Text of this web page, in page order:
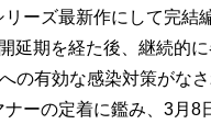
リーズ最新作にして完
延期を経た後、継続的
への有効な感染対策がな
ーの定着に鑑み、3月8